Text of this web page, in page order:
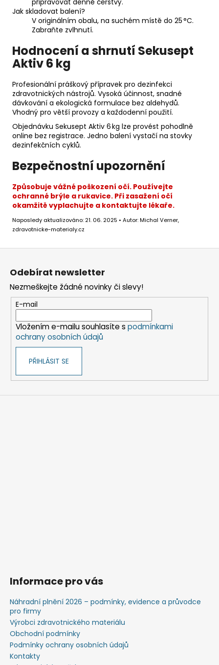
připravovat denně čerstvý.
Jak skladovat balení?
V originálním obalu, na suchém místě do 25 °C.
Zabraňte zvlhnutí.
Hodnocení a shrnutí Sekusept
Aktiv 6 kg
Profesionální práškový přípravek pro dezinfekci
zdravotnických nástrojů. Vysoká účinnost, snadné
dávkování a ekologická formulace bez aldehydů.
Vhodný pro větší provozy a každodenní použití.
Objednávku Sekusept Aktiv 6 kg lze provést pohodlně
online bez registrace. Jedno balení vystačí na stovky
dezinfekčních cyklů.
Bezpečnostní upozornění
Způsobuje vážné poškození očí. Používejte
ochranné brýle a rukavice. Při zasažení očí
okamžitě vyplachujte a kontaktujte lékaře.
Naposledy aktualizováno: 21. 06. 2025 • Autor: Michal Verner,
zdravotnicke-materialy.cz
Z
Odebírat newsletter
Nezmeškejte žádné novinky či slevy!
E-mail
Vložením e-mailu souhlasíte s podmínkami
ochrany osobních údajů
PŘIHLÁSIT SE
Informace pro vás
Náhradní plnění 2026 – podmínky, evidence a průvodce
pro firmy
Výrobci zdravotnického materiálu
Obchodní podmínky
Podmínky ochrany osobních údajů
Kontakty